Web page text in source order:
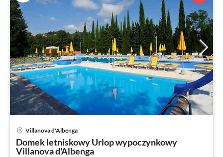
Villanova d'Albenga
Domek letniskowy Urlop wypoczynkowy
Villanova d'Albenga